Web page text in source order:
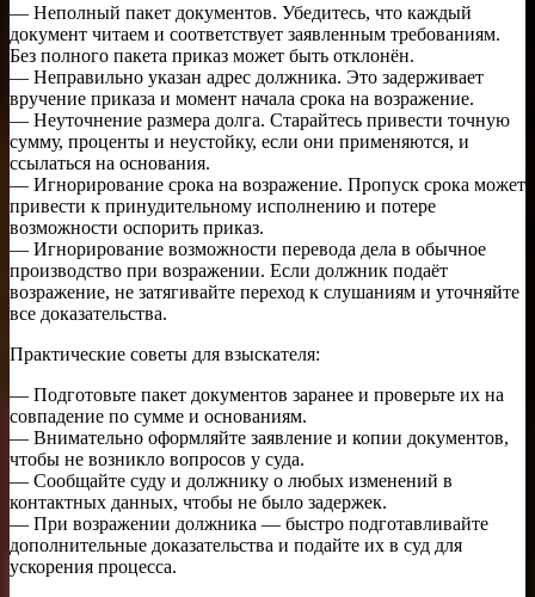
— Неполный пакет документов. Убедитесь, что каждый
документ читаем и соответствует заявленным требованиям.
Без полного пакета приказ может быть отклонён.
— Неправильно указан адрес должника. Это задерживает
вручение приказа и момент начала срока на возражение.
— Неуточнение размера долга. Старайтесь привести точную
сумму, проценты и неустойку, если они применяются, и
ссылаться на основания.
— Игнорирование срока на возражение. Пропуск срока может
привести к принудительному исполнению и потере
возможности оспорить приказ.
— Игнорирование возможности перевода дела в обычное
производство при возражении. Если должник подаёт
возражение, не затягивайте переход к слушаниям и уточняйте
все доказательства.
Практические советы для взыскателя:
— Подготовьте пакет документов заранее и проверьте их на
совпадение по сумме и основаниям.
— Внимательно оформляйте заявление и копии документов,
чтобы не возникло вопросов у суда.
— Сообщайте суду и должнику о любых изменений в
контактных данных, чтобы не было задержек.
— При возражении должника — быстро подготавливайте
дополнительные доказательства и подайте их в суд для
ускорения процесса.